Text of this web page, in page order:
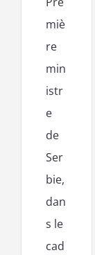
miè
re
min
istr
e
de
Ser
bie,
dan
s le
cad